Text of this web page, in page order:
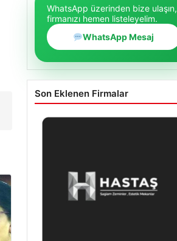
WhatsApp üzerinden bize ulaşın,
firmanızı hemen listeleyelim.
WhatsApp Mesaj
Son Eklenen Firmalar